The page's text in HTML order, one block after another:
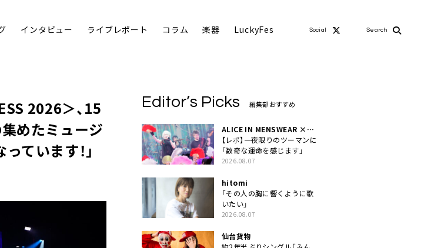
インタビュー ライブレポート コラム 楽器 LuckyFes Social Search
2026＞、15
めたミュージ
ています！」
Editor’s Picks 編集部おすすめ
ALICE IN MENSWEAR ×
MASCHERA
【レポ】一夜限りのツーマンに
「数奇な運命を感じます」
2026.08.07
hitomi
「その人の胸に響くように歌
いたい」
2026.08.07
仙台貨物